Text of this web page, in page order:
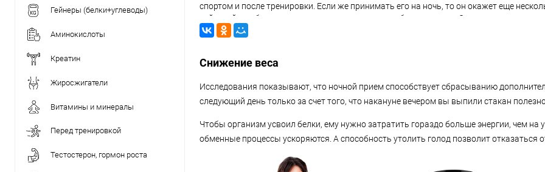
Гейнеры (белки+углеводы)
Аминокислоты
Креатин
Жиросжигатели
Витамины и минералы
Перед тренировкой
Тестостерон, гормон роста
спортом и после тренировки. Если же принимать его на ночь, то он окажет еще
действий – избавит от чувства голода и ускорит обмен веществ. Это важно для
потребуется сжечь больше калорий, чем мы набираем (съедаем) за день.
Снижение веса
Исследования показывают, что ночной прием способствует сбрасыванию
следующий день только за счет того, что накануне вечером вы выпили стакан
Чтобы организм усвоил белки, ему нужно затратить гораздо больше энергии, чем на
обменные процессы ускоряются. А способность утолить голод позволит отказаться